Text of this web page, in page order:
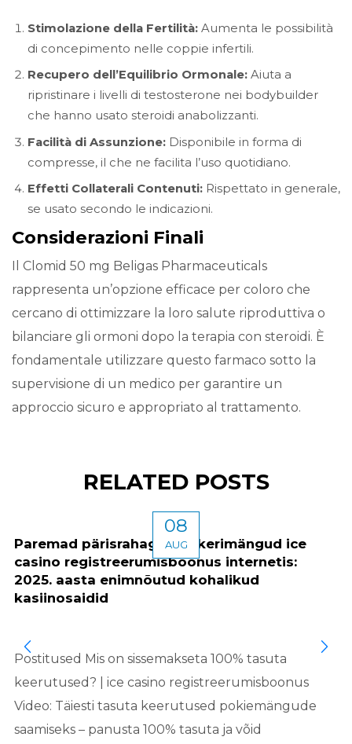
Stimolazione della Fertilità: Aumenta le possibilità
di concepimento nelle coppie infertili.
Recupero dell’Equilibrio Ormonale: Aiuta a
ripristinare i livelli di testosterone nei bodybuilder
che hanno usato steroidi anabolizzanti.
Facilità di Assunzione: Disponibile in forma di
compresse, il che ne facilita l’uso quotidiano.
Effetti Collaterali Contenuti: Rispettato in generale,
se usato secondo le indicazioni.
Considerazioni Finali
Il Clomid 50 mg Beligas Pharmaceuticals
rappresenta un’opzione efficace per coloro che
cercano di ottimizzare la loro salute riproduttiva o
bilanciare gli ormoni dopo la terapia con steroidi. È
fondamentale utilizzare questo farmaco sotto la
supervisione di un medico per garantire un
approccio sicuro e appropriato al trattamento.
RELATED POSTS
08
AUG
Paremad pärisrahaga pokkerimängud ice
casino registreerumisboonus internetis:
2025. aasta enimnõutud kohalikud
kasiinosaidid
Postitused Mis on sissemakseta 100% tasuta
keerutused? | ice casino registreerumisboonus
Video: Täiesti tasuta keerutused pokiemängude
saamiseks – panusta 100% tasuta ja võid